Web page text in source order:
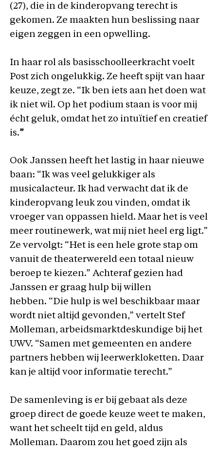
(27), die in de kinderopvang terecht is
gekomen. Ze maakten hun beslissing naar
eigen zeggen in een opwelling.
In haar rol als basisschoolleerkracht voelt
Post zich ongelukkig. Ze heeft spijt van haar
keuze, zegt ze. “Ik ben iets aan het doen wat
ik niet wil. Op het podium staan is voor mij
écht geluk, omdat het zo intuïtief en creatief
is.”
Ook Janssen heeft het lastig in haar nieuwe
baan: “Ik was veel gelukkiger als
musicalacteur. Ik had verwacht dat ik de
kinderopvang leuk zou vinden, omdat ik
vroeger van oppassen hield. Maar het is veel
meer routinewerk, wat mij niet heel erg ligt.”
Ze vervolgt: “Het is een hele grote stap om
vanuit de theaterwereld een totaal nieuw
beroep te kiezen.” Achteraf gezien had
Janssen er graag hulp bij willen
hebben. “Die hulp is wel beschikbaar maar
wordt niet altijd gevonden,” vertelt Stef
Molleman, arbeidsmarktdeskundige bij het
UWV. “Samen met gemeenten en andere
partners hebben wij leerwerkloketten. Daar
kan je altijd voor informatie terecht.”
De samenleving is er bij gebaat als deze
groep direct de goede keuze weet te maken,
want het scheelt tijd en geld, aldus
Molleman. Daarom zou het goed zijn als